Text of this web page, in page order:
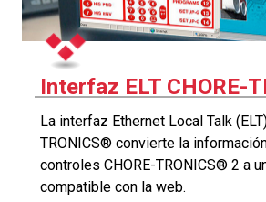
Interfaz ELT CHORE-
La interfaz Ethernet Local Talk
TRONICS® convierte la
controles CHORE-TRONICS® 2 a
compatible con la web.